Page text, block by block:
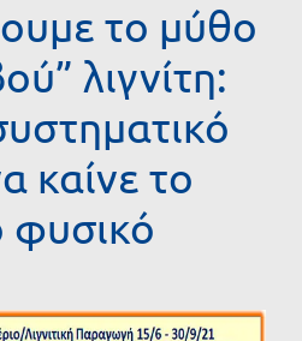
το μύθο
λιγνίτη:
καίνε το
φυσικό